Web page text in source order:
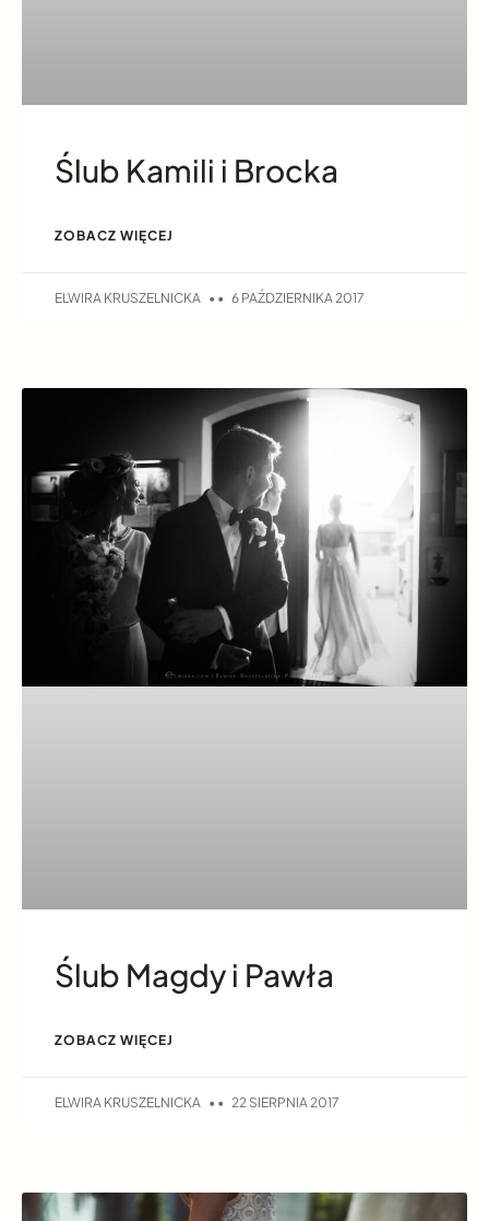
Ślub Kamili i Brocka
ZOBACZ WIĘCEJ
ELWIRA KRUSZELNICKA 6 PAŹDZIERNIKA 2017
Ślub Magdy i Pawła
ZOBACZ WIĘCEJ
ELWIRA KRUSZELNICKA 22 SIERPNIA 2017